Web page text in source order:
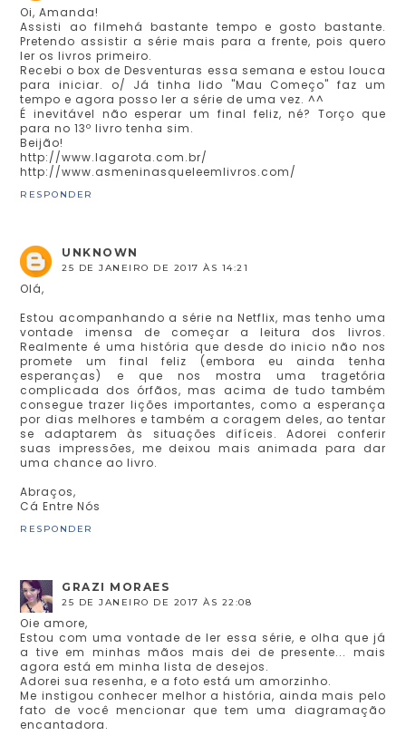
Oi, Amanda!
Assisti ao filmehá bastante tempo e gosto bastante.
Pretendo assistir a série mais para a frente, pois quero
ler os livros primeiro.
Recebi o box de Desventuras essa semana e estou louca
para iniciar. o/ Já tinha lido "Mau Começo" faz um
tempo e agora posso ler a série de uma vez. ^^
É inevitável não esperar um final feliz, né? Torço que
para no 13º livro tenha sim.
Beijão!
http://www.lagarota.com.br/
http://www.asmeninasqueleemlivros.com/
RESPONDER
UNKNOWN
25 DE JANEIRO DE 2017 ÀS 14:21
Olá,
Estou acompanhando a série na Netflix, mas tenho uma
vontade imensa de começar a leitura dos livros.
Realmente é uma história que desde do inicio não nos
promete um final feliz (embora eu ainda tenha
esperanças) e que nos mostra uma tragetória
complicada dos órfãos, mas acima de tudo também
consegue trazer lições importantes, como a esperança
por dias melhores e também a coragem deles, ao tentar
se adaptarem às situações difíceis. Adorei conferir
suas impressões, me deixou mais animada para dar
uma chance ao livro.
Abraços,
Cá Entre Nós
RESPONDER
GRAZI MORAES
25 DE JANEIRO DE 2017 ÀS 22:08
Oie amore,
Estou com uma vontade de ler essa série, e olha que já
a tive em minhas mãos mais dei de presente... mais
agora está em minha lista de desejos.
Adorei sua resenha, e a foto está um amorzinho.
Me instigou conhecer melhor a história, ainda mais pelo
fato de você mencionar que tem uma diagramação
encantadora.